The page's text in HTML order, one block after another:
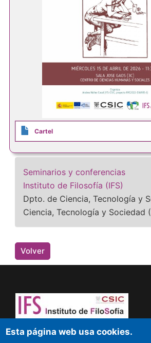
Cartel
Seminarios y conferencias
Instituto de Filosofía (IFS)
Dpto. de Ciencia, Tecnología y
Ciencia, Tecnología y Sociedad
Volver
¡Atrévete a pensar! Sapere aude
Esta página web usa cookies.